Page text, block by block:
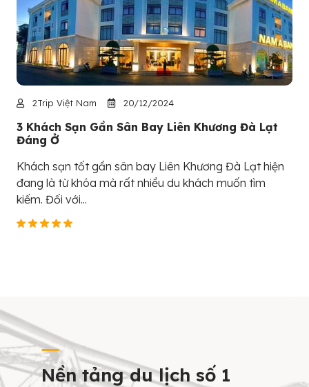
2Trip Việt Nam 20/12/2024
3 Khách Sạn Gần Sân Bay Liên Khương Đà Lạt
Đáng Ở
Khách sạn tốt gần sân bay Liên Khương Đà Lạt hiện
đang là từ khóa mà rất nhiều du khách muốn tìm
kiếm. Đối với...
Nền tảng du lịch số 1